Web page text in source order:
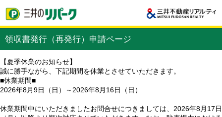
領収書発行（再発行）申請ページ
【夏季休業のお知らせ】
誠に勝手ながら、下記期間を休業とさせていただきます。
■休業期間■
2026年8月9日（日）～2026年8月16日（日）
休業期間中にいただきましたお問合せにつきましては、2026年8月17日